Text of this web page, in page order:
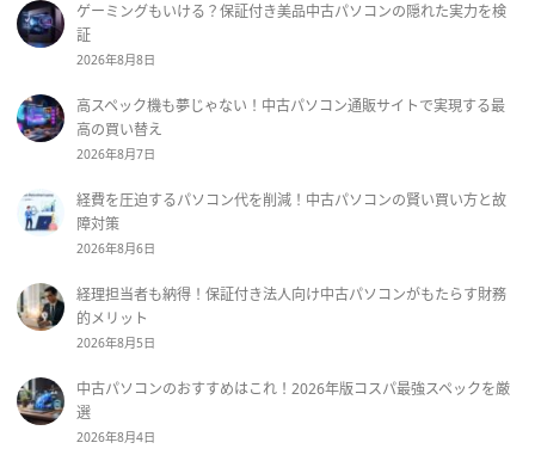
ゲーミングもいける？保証付き美品中古パソコンの隠れた実力を検
証
2026年8月8日
高スペック機も夢じゃない！中古パソコン通販サイトで実現する最
高の買い替え
2026年8月7日
経費を圧迫するパソコン代を削減！中古パソコンの賢い買い方と故
障対策
2026年8月6日
経理担当者も納得！保証付き法人向け中古パソコンがもたらす財務
的メリット
2026年8月5日
中古パソコンのおすすめはこれ！2026年版コスパ最強スペックを厳
選
2026年8月4日